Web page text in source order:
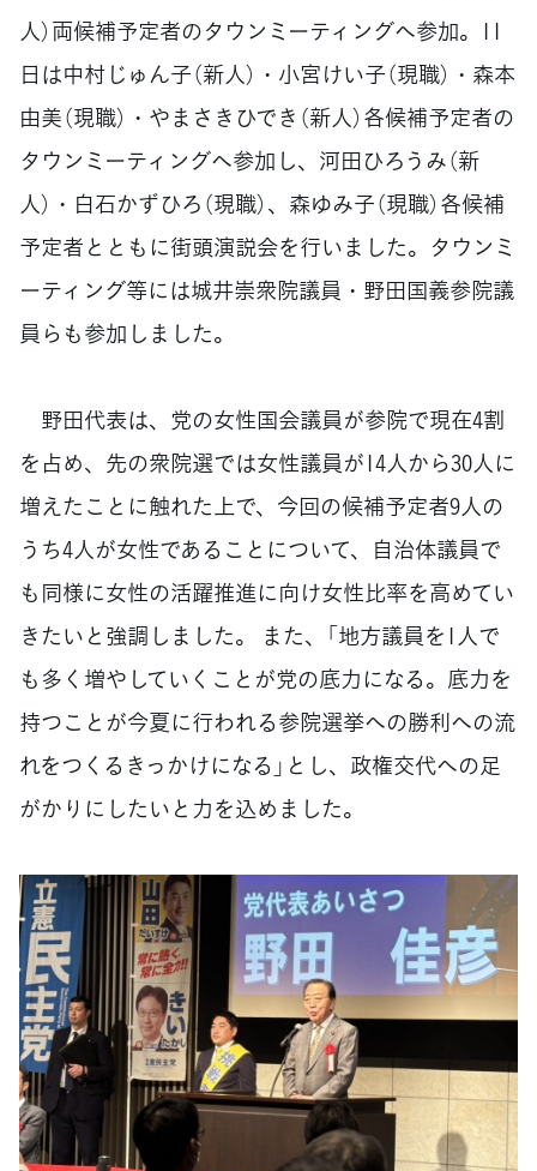
人）両候補予定者のタウンミーティングへ参加。11
日は中村じゅん子（新人）・小宮けい子（現職）・森本
由美（現職）・やまさきひでき（新人）各候補予定者の
タウンミーティングへ参加し、河田ひろうみ（新
人）・白石かずひろ（現職）、森ゆみ子（現職）各候補
予定者とともに街頭演説会を行いました。タウンミ
ーティング等には城井崇衆院議員・野田国義参院議
員らも参加しました。
野田代表は、党の女性国会議員が参院で現在4割
を占め、先の衆院選では女性議員が14人から30人に
増えたことに触れた上で、今回の候補予定者9人の
うち4人が女性であることについて、自治体議員で
も同様に女性の活躍推進に向け女性比率を高めてい
きたいと強調しました。 また、「地方議員を1人で
も多く増やしていくことが党の底力になる。底力を
持つことが今夏に行われる参院選挙への勝利への流
れをつくるきっかけになる」とし、政権交代への足
がかりにしたいと力を込めました。